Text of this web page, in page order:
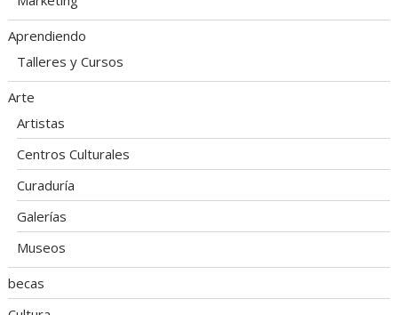
Aprendiendo
Talleres y Cursos
Arte
Artistas
Centros Culturales
Curaduría
Galerías
Museos
becas